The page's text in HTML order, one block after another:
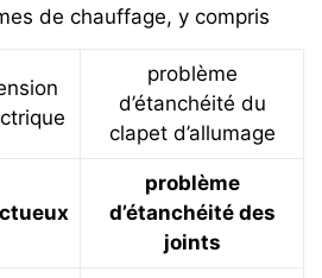
de chauffage, y compris
problème
d’étanchéité du
clapet d’allumage
problème
d’étanchéité des
joints